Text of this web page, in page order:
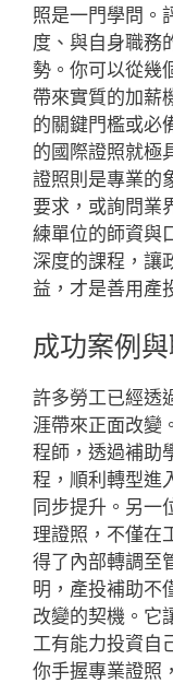
照是一門學問。
度、與自身職務
勢。你可以從幾
帶來實質的加薪
的關鍵門檻或必
的國際證照就極
證照則是專業的
要求，或詢問業
練單位的師資與
深度的課程，讓
益，才是善用產
成功案例
許多勞工已經透
涯帶來正面改變
程師，透過補助
程，順利轉型進
同步提升。另一
理證照，不僅在
得了內部轉調至
明，產投補助不
改變的契機。它
工有能力投資自
你手握專業證照